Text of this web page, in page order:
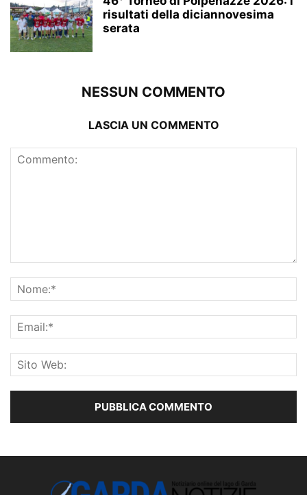
risultati della diciannovesima
serata
NESSUN COMMENTO
LASCIA UN COMMENTO